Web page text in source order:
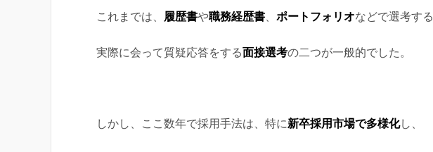
これまでは、 履歴書や職務経歴書 ポートフォリオなどで選考する
実際に会って質疑応答をする面接選考の二つが一般的でした。
しかし、ここ数年で採用手法は、特に新卒採用市場で多様化し、